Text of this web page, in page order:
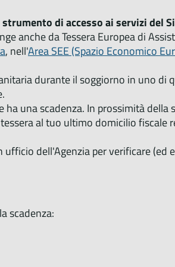
strumento di accesso ai servizi del
anche da Tessera Europea di
, nell'Area SEE (Spazio Economico
durante il soggiorno in uno di
ha una scadenza. In prossimità della
al tuo ultimo domicilio fiscale
dell'Agenzia per verificare (ed
scadenza: